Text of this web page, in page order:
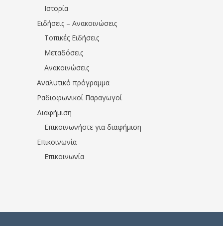
Ιστορία
Ειδήσεις – Ανακοινώσεις
Τοπικές Ειδήσεις
Μεταδόσεις
Ανακοινώσεις
Αναλυτικό πρόγραμμα
Ραδιοφωνικοί Παραγωγοί
Διαφήμιση
Επικοινωνήστε για διαφήμιση
Επικοινωνία
Επικοινωνία